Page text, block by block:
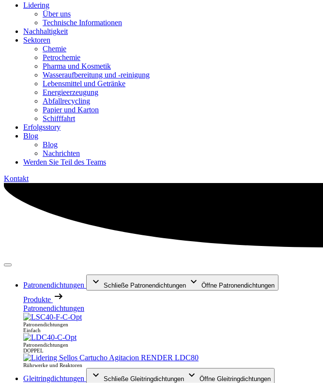
Lidering
Über uns
Technische Informationen
Nachhaltigkeit
Sektoren
Chemie
Petrochemie
Pharma und Kosmetik
Wasseraufbereitung und -reinigung
Lebensmittel und Getränke
Energieerzeugung
Abfallrecycling
Papier und Karton
Schifffahrt
Erfolgsstory
Blog
Blog
Nachrichten
Werden Sie Teil des Teams
Kontakt
Patronendichtungen Schließe Patronendichtungen Öffne Patronendichtungen
Produkte
Patronendichtungen
Patronendichtungen
Einfach
Patronendichtungen
DOPPEL
Rührwerke und Reaktoren
Gleitringdichtungen Schließe Gleitringdichtungen Öffne Gleitringdichtungen